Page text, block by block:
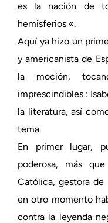
es la nación de
hemisferios «.
Aquí ya hizo un
y americanista de
la moción,
imprescindibles :
la literatura, así
tema.
En primer lugar,
poderosa, más
Católica, gestora
en otro momento
contra la leyenda